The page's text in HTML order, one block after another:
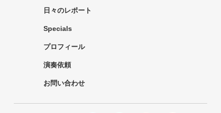
日々のレポート
Specials
プロフィール
演奏依頼
お問い合わせ